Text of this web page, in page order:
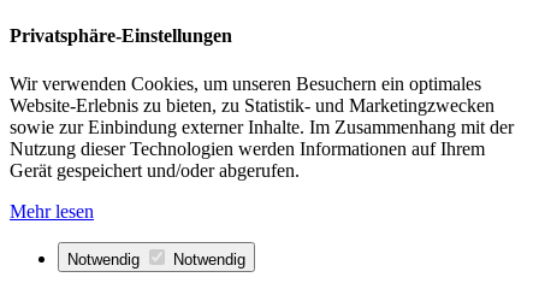
Privatsphäre-Einstellungen
Wir verwenden Cookies, um unseren Besuchern ein optimales
Website-Erlebnis zu bieten, zu Statistik- und Marketingzwecken
sowie zur Einbindung externer Inhalte. Im Zusammenhang mit der
Nutzung dieser Technologien werden Informationen auf Ihrem
Gerät gespeichert und/oder abgerufen.
Mehr lesen
Notwendig Notwendig